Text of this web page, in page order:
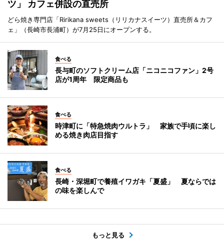
ツ」 カフェ併設の直売所
どら焼き専門店「Ririkana sweets（リリカナスイーツ）直売所＆カフ
ェ」（長崎市長浦町）が7月25日にオープンする。
食べる
長与町のソフトクリーム店「ニコニコファン」2号
店が1周年 限定商品も
食べる
時津町に「特急焼肉ウルトラ」 家族で手頃に楽し
める焼き肉店目指す
食べる
長崎・深堀町で養殖イワガキ「夏盛」 夏ならでは
の味を楽しんで
もっと見る